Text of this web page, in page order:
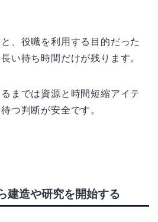
、役職を利用する目的だった
い待ち時間だけが残ります。
までは資源と時間短縮アイテ
つ判断が安全です。
建造や研究を開始する